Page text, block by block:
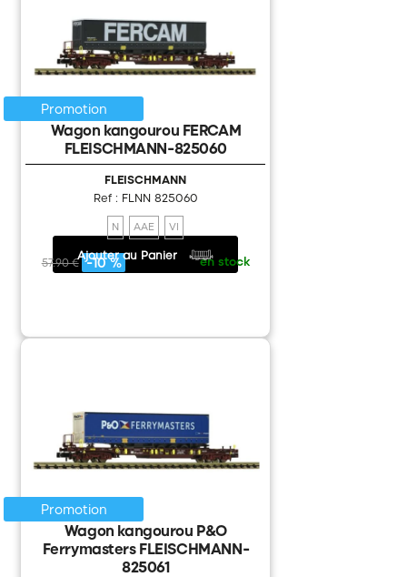
Promotion
Wagon kangourou FERCAM
FLEISCHMANN-825060
FLEISCHMANN
Ref : FLNN 825060
N AAE VI
57.90 € -10 % 52.11 € /en stock
Ajouter au Panier
Promotion
Wagon kangourou P&O
Ferrymasters FLEISCHMANN-
825061